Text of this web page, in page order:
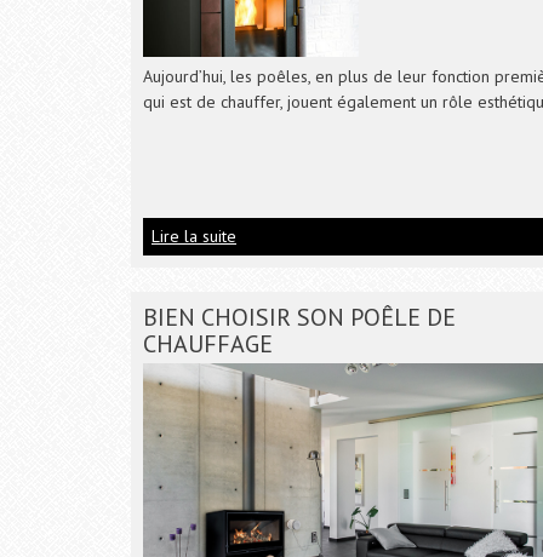
Aujourd’hui, les poêles, en plus de leur fonction
qui est de chauffer, jouent également un rôle
Lire la suite
BIEN CHOISIR SON POÊLE DE
CHAUFFAGE